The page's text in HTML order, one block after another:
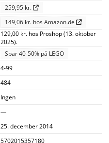
259,95 kr.
149,06 kr. hos Amazon.de
129,00 kr. hos Proshop (13. oktober
2025).
Spar 40-50% på LEGO
4-99
484
Ingen
—
25. december 2014
5702015357180